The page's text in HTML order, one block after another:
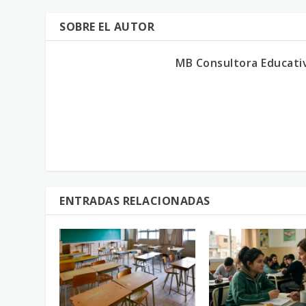
SOBRE EL AUTOR
MB Consultora
ENTRADAS RELACIONADAS